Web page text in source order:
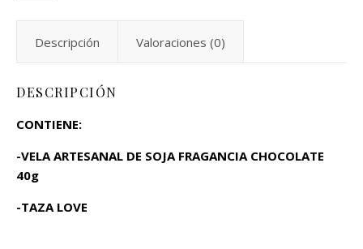
Descripción Valoraciones (0)
DESCRIPCIÓN
CONTIENE:
-VELA ARTESANAL DE SOJA FRAGANCIA CHOCOLATE
40g
-TAZA LOVE